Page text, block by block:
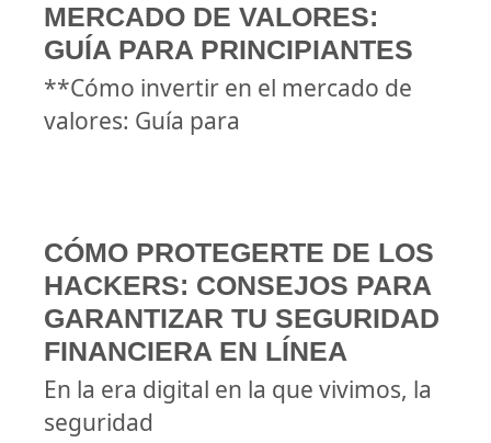
MERCADO DE VALORES:
GUÍA PARA PRINCIPIANTES
**Cómo invertir en el mercado de
valores: Guía para
CÓMO PROTEGERTE DE LOS
HACKERS: CONSEJOS PARA
GARANTIZAR TU SEGURIDAD
FINANCIERA EN LÍNEA
En la era digital en la que vivimos, la
seguridad